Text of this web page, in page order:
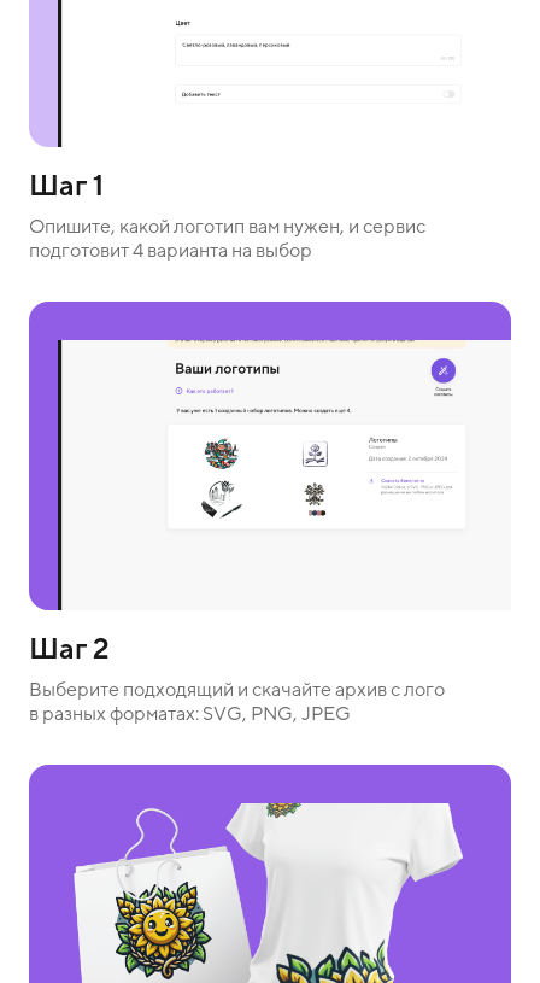
Шаг 1
Опишите, какой логотип вам нужен, и сервис
подготовит 4 варианта на выбор
Шаг 2
Выберите подходящий и скачайте архив с лого
в разных форматах: SVG, PNG, JPEG